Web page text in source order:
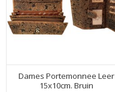
Dames Portemonnee Leer
15x10cm. Bruin